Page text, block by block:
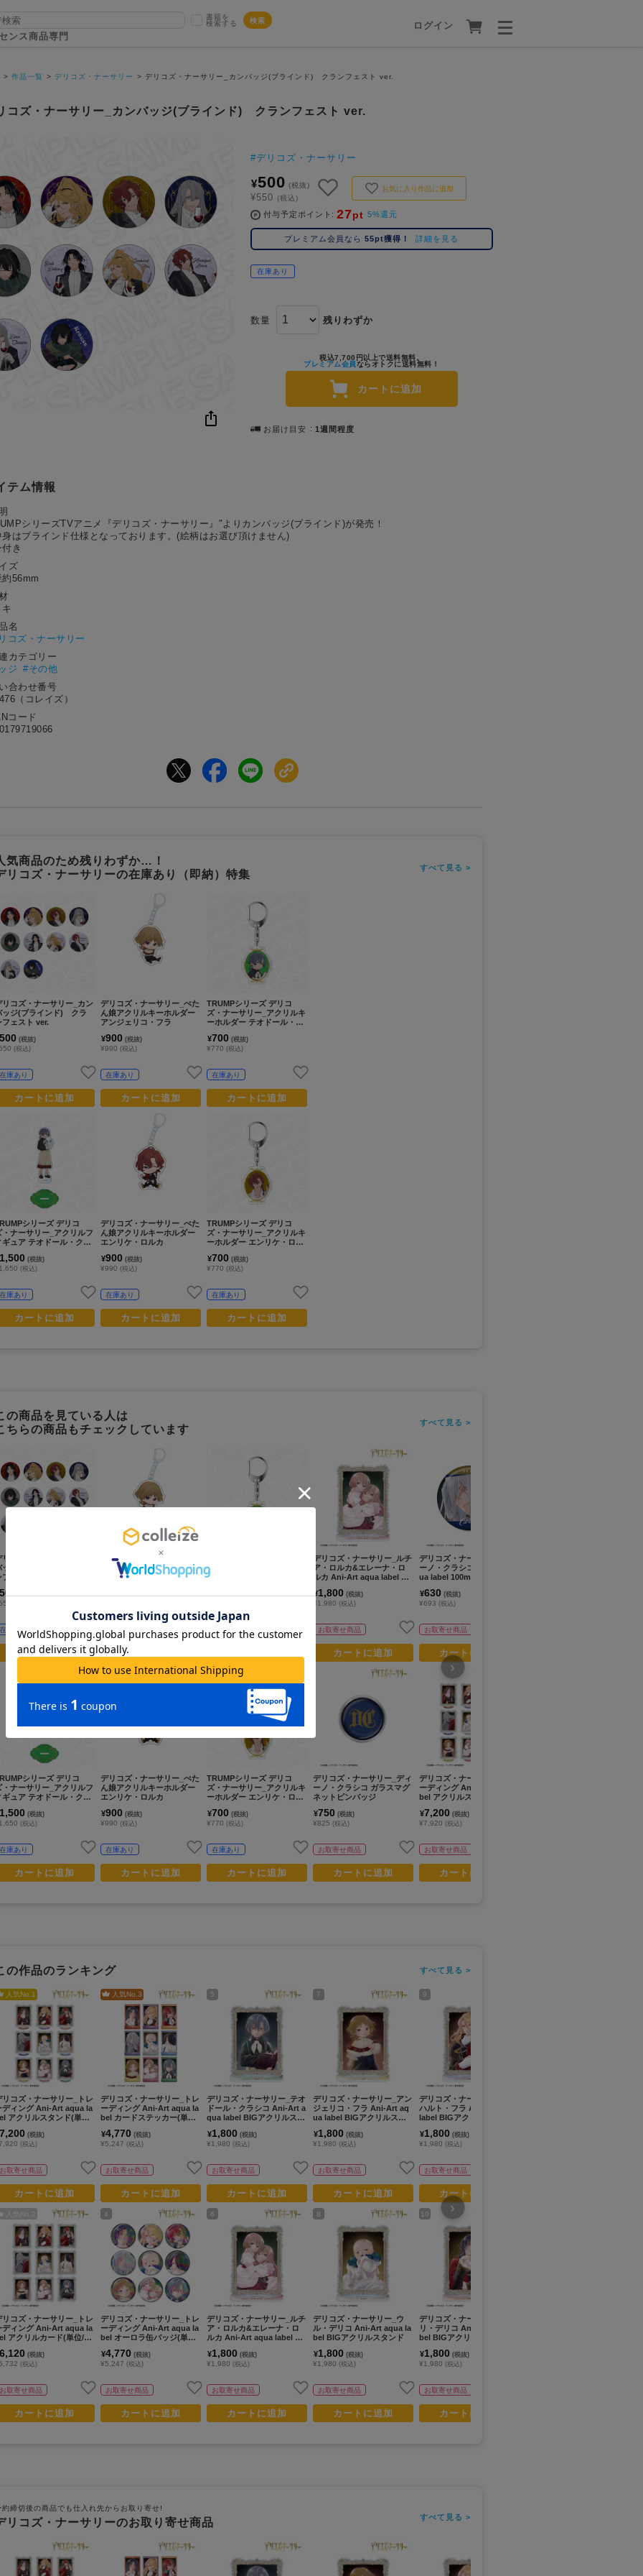
ンス商品専門
書籍を
検索する
検索 ログイン
作品一覧 デリコズ・ナーサリー デリコズ・ナーサリー_カンバッジ(ブラインド) クランフェスト ver.
コズ・ナーサリー_カンバッジ(ブラインド) クランフェスト ver.
#デリコズ・ナーサリー
¥500 (税抜)
¥550 (税込)
お気に入り作品に追加
付与予定ポイント 27pt 5%還元
プレミアム会員なら55pt獲得！ 詳細を見る
在庫あり
数量 残りわずか
税込7,700円以上で送料無料。
プレミアム会員ならオトクに送料無料！
カートに追加
お届け目安 1週間程度
テム情報
シリーズTVアニメ『デリコズ・ナーサリー』"よりカンバッジ(ブラインド)が発売！
はブラインド仕様となっております。(絵柄はお選び頂けません)
き
ズ
約56mm
キ
名
コズ・ナーサリー
カテゴリー
ジ
#その他
合わせ番号
（コレイズ）
コード
気商品のため残りわずか…！
リコズ・ナーサリーの在庫あり（即納）特集
すべて見る >
リコズ・ナーサリー_カン
ッジ(ブラインド) クラ
フェスト ver.
500 (税抜)
(税込)
在庫あり
カートに追加
シリーズ デリコ
・ナーサリー_アクリルフ
ギュア テオドール・クラ
1,500 (税抜)
(税込)
在庫あり
カートに追加
デリコズ・ナーサリー_ぺた
ん娘アクリルキーホルダー
アンジェリコ・フラ
¥900 (税抜)
¥990(税込)
在庫あり
カートに追加
デリコズ・ナーサリー_ぺた
ん娘アクリルキーホルダー
エンリケ・ロルカ
¥900 (税抜)
¥990(税込)
在庫あり
カートに追加
TRUMPシリーズ デリコ
ズ・ナーサリー_アクリルキ
ーホルダー テオドール・ク
¥700 (税抜)
¥770 (税込)
在庫あり
カートに追加
TRUMPシリーズ デリコ
ズ・ナーサリー_アクリルキ
ーホルダー エンリケ・ロル
¥700 (税抜)
¥770 (税込)
在庫あり
カートに追加
の商品を見ている人は
ちらの商品もチェックしています
すべて見る >
リコズ・ナーサリー_カン
ッジ(ブラインド) クラ
フェスト ver.
500
在庫あり
カートに追加
シリーズ デリコ
・ナーサリー_アクリルフ
ギュア テオドール・クラ
1,500 (税抜)
(税込)
在庫あり
カートに追加
デリコズ・ナーサリー_ぺた
ん娘アクリルキーホルダー
アンジェリコ・フラ
在庫あり
カートに追加
デリコズ・ナーサリー_ぺた
ん娘アクリルキーホルダー
エンリケ・ロルカ
¥900 (税抜)
¥990(税込)
在庫あり
カートに追加
ズ・ナーサリー_アクリルキ
ーホルダー テオドール・ク
在庫あり
TRUMPシリーズ デリコ
ズ・ナーサリー_アクリルキ
ーホルダー エンリケ・ロル
¥700 (税抜)
¥770 (税込)
在庫あり
カートに追加
デリコズ・ナーサリー_ルチ
ア・ロルカ&エレーナ・ロ
ルカ Ani-Art aqua label BI
¥1,800 (税抜)
¥1,980 (税込)
お取寄せ商品
カートに追加
デリコズ・ナーサリー_ディ
ーノ・クラシコ ガラスマグ
ネットピンバッジ
¥750 (税抜)
¥825 (税込)
お取寄せ商品
カートに追加
デリコズ・ナーサリー_ディ
ーノ・クラシコ Ani-Art aq
ua label 100mm缶バッジ
¥630 (税抜)
¥693 (税込)
お取寄せ商品
カートに追加
デリコズ・ナーサリー_トレ
ーディング Ani-Art aqua la
bel アクリルスタンド(単位/
パック入り】
¥7,200 (税抜)
¥7,920 (税込)
お取寄せ商品
カートに追加
›
の作品のランキング すべて見る >
人気No. 1
リコズ・ナーサリー_トレ
ディング Ani-Art aqua la
アクリルスタンド(単位/
ック入り】
7,200 (税抜)
(税込)
お取寄せ商品
カートに追加
人気No.
リコズ・ナーサリー_トレ
ディング Ani-Art aqua la
アクリルカード(単位/コ
ク入り】
6,120 (税抜)
(税込)
お取寄せ商品
カートに追加
人気No.3
デリコズ・ナーサリー_トレ
ーディング Ani-Art aqua la
bel カードステッカー(単位/
パック入り】
¥4,770 (税抜)
¥5,247(税込)
お取寄せ商品
カートに追加
4
デリコズ・ナーサリー_トレ
ーディング Ani-Art aqua la
bel オーロラ缶バッジ(単位/
パック入り】
¥4,770 (税抜)
¥5,247(税込)
お取寄せ商品
カートに追加
5
デリコズ・ナーサリー_テオ
ドール・クラシコ Ani-Art a
qua label BIGアクリルスタ
¥1,800 (税抜)
¥1,980 (税込)
お取寄せ商品
カートに追加
6
デリコズ・ナーサリー_ルチ
ア・ロルカ&エレーナ・ロ
ルカ Ani-Art aqua label BI
¥1,800 (税抜)
¥1,980 (税込)
お取寄せ商品
カートに追加
7
デリコズ・ナーサリー_アン
ジェリコ・フラ Ani-Art aq
ua label BIGアクリルスタ
¥1,800 (税抜)
¥1,980 (税込)
お取寄せ商品
カートに追加
8
デリコズ・ナーサリー_ウ
ル・デリコ Ani-Art aqua la
bel BIGアクリルスタンド
¥1,800 (税抜)
¥1,980 (税込)
お取寄せ商品
カートに追加
9
デリコズ・ナーサリー_ゲル
ハルト・フラ Ani-Art aqua
label BIGアクリルスタンド
¥1,800 (税抜)
¥1,980 (税込)
お取寄せ商品
カートに追加
10
デリコズ・ナーサリー_ダ
リ・デリコ Ani-Art aqua la
bel BIGアクリルスタンド
¥1,800 (税抜)
¥1,980 (税込)
お取寄せ商品
カートに追加
›
約締切後の商品でも仕入れ先からお取り寄せ!
リコズ・ナーサリーのお取り寄せ商品 すべて見る >